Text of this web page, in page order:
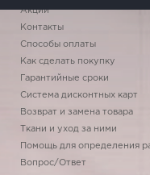
Акции
Контакты
Способы оплаты
Как сделать покупку
Гарантийные сроки
Система дисконтных карт
Возврат и замена товара
Ткани и уход за ними
Помощь для определения
Вопрос/Ответ